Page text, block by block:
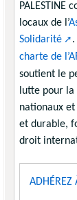
PALESTINE
locaux de l’
Solidarité
charte de
soutient le
lutte pour
nationaux
et durable,
droit
ADHÉREZ